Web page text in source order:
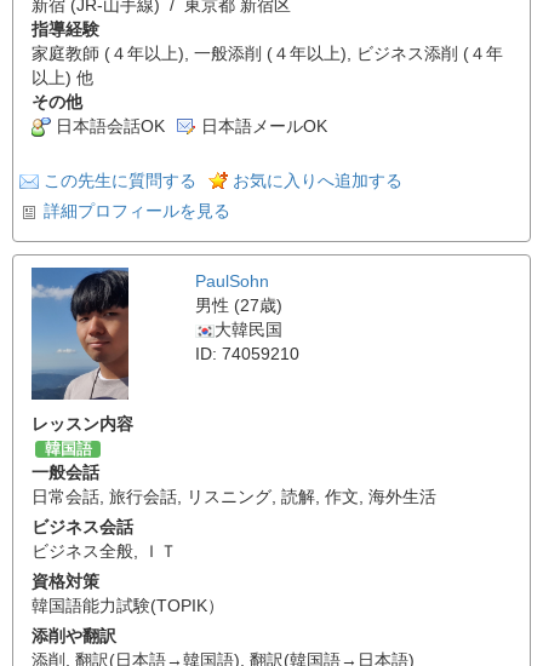
新宿 (JR-山手線) / 東京都 新宿区
指導経験
家庭教師 (４年以上), 一般添削 (４年以上), ビジネス添削 (４年
以上) 他
その他
日本語会話OK
日本語メールOK
この先生に質問する
お気に入りへ追加する
詳細プロフィールを見る
PaulSohn
男性 (27歳)
大韓民国
ID: 74059210
レッスン内容
韓国語
一般会話
日常会話 旅行会話 リスニング 読解 作文 海外生活
ビジネス会話
ビジネス全般
ＩＴ
資格対策
韓国語能力試験(TOPIK）
添削や翻訳
添削
翻訳(日本語→韓国語) 翻訳(韓国語→日本語)